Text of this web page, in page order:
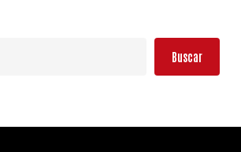
Buscar